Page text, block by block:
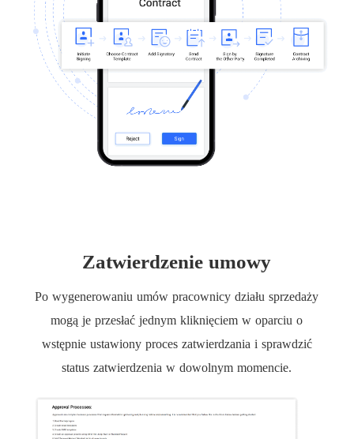
Zatwierdzenie umowy
Po wygenerowaniu umów pracownicy działu sprzedaży
mogą je przesłać jednym kliknięciem w oparciu o
wstępnie ustawiony proces zatwierdzania i sprawdzić
status zatwierdzenia w dowolnym momencie.